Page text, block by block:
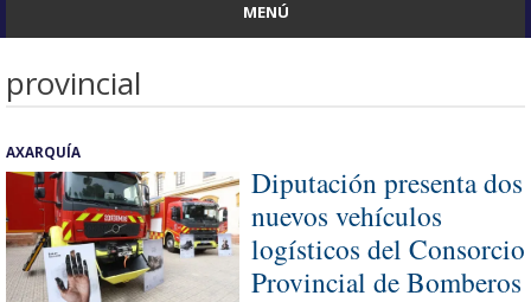
MENÚ
provincial
AXARQUÍA
Diputación presenta dos
nuevos vehículos
logísticos del Consorcio
Provincial de Bomberos